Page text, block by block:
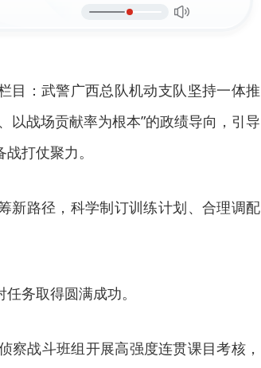
目：武警广西总队机动支队坚持一体推
以战场贡献率为根本”的政绩导向，引导
打仗聚力。
新路径，科学制订训练计划、合理调配
务取得圆满成功。
察战斗班组开展高强度连贯课目考核，